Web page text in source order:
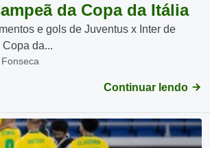
da Copa da Itália
e gols de Juventus x Inter de
da...
Continuar lendo